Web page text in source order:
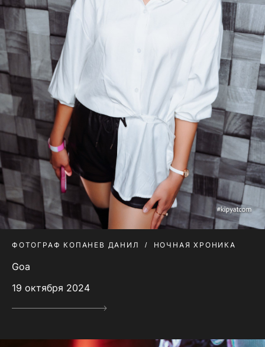
ФОТОГРАФ КОПАНЕВ ДАНИЛ НОЧНАЯ ХРОНИКА
Goa
19 октября 2024